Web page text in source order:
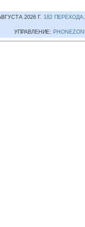
2026 Г. 182 ПЕРЕХОДА
УПРАВЛЕНИЕ: